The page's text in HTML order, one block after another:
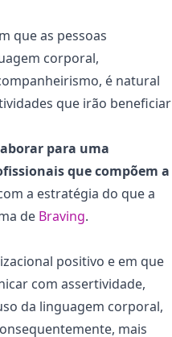
que as pessoas
corporal,
é natural
que irão beneficiar
para uma
que compõem a
a estratégia do que a
de Braving.
positivo e em que
com assertividade,
da linguagem corporal,
mais